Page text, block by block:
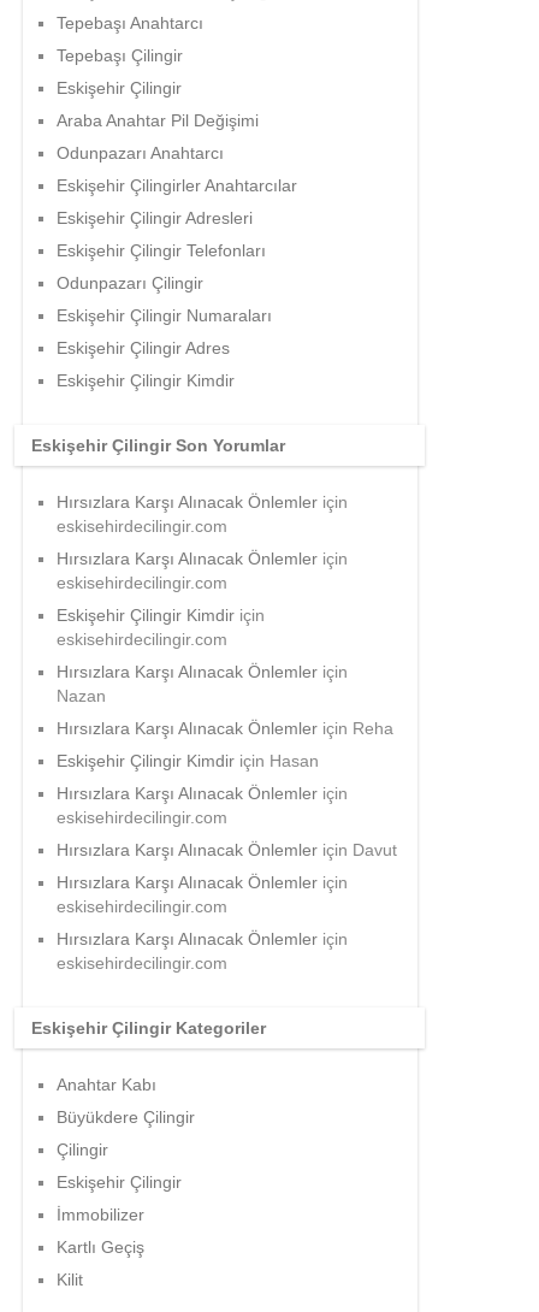
Tepebaşı Anahtarcı
Tepebaşı Çilingir
Eskişehir Çilingir
Araba Anahtar Pil Değişimi
Odunpazarı Anahtarcı
Eskişehir Çilingirler Anahtarcılar
Eskişehir Çilingir Adresleri
Eskişehir Çilingir Telefonları
Odunpazarı Çilingir
Eskişehir Çilingir Numaraları
Eskişehir Çilingir Adres
Eskişehir Çilingir Kimdir
Eskişehir Çilingir Son Yorumlar
Hırsızlara Karşı Alınacak Önlemler için
eskisehirdecilingir.com
Hırsızlara Karşı Alınacak Önlemler için
eskisehirdecilingir.com
Eskişehir Çilingir Kimdir için
eskisehirdecilingir.com
Hırsızlara Karşı Alınacak Önlemler için
Nazan
Hırsızlara Karşı Alınacak Önlemler için Reha
Eskişehir Çilingir Kimdir için Hasan
Hırsızlara Karşı Alınacak Önlemler için
eskisehirdecilingir.com
Hırsızlara Karşı Alınacak Önlemler için Davut
Hırsızlara Karşı Alınacak Önlemler için
eskisehirdecilingir.com
Hırsızlara Karşı Alınacak Önlemler için
eskisehirdecilingir.com
Eskişehir Çilingir Kategoriler
Anahtar Kabı
Büyükdere Çilingir
Çilingir
Eskişehir Çilingir
İmmobilizer
Kartlı Geçiş
Kilit